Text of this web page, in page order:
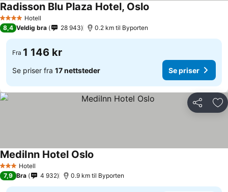
4 StjernerHotell
Radisson Blu Plaza Hotel, Oslo
8,4 Veldig bra 28 943 0.2 km til Byporten
Fra 1 146 kr
Se priser fra 17 nettsteder Se priser
Del
3 StjernerHotell
MediInn Hotel Oslo
7,9 Bra 4 932 0.9 km til Byporten